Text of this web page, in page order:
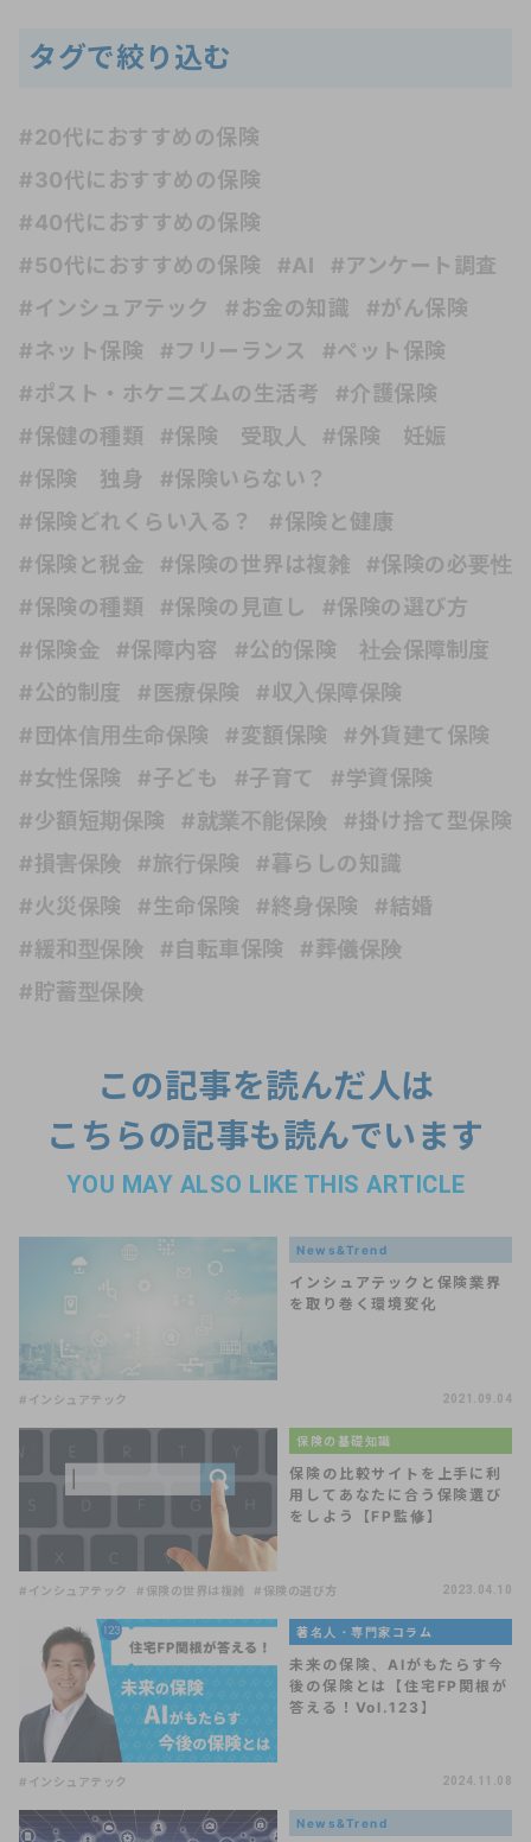
タグで絞り込む
#20代におすすめの保険
#30代におすすめの保険
#40代におすすめの保険
#50代におすすめの保険
#AI
#アンケート調査
#インシュアテック
#お金の知識
#がん保険
#ネット保険
#フリーランス
#ペット保険
#ポスト・ホケニズムの生活考
#介護保険
#保健の種類
#保険 受取人
#保険 妊娠
#保険 独身
#保険いらない？
#保険どれくらい入る？
#保険と健康
#保険と税金
#保険の世界は複雑
#保険の必要性
#保険の種類
#保険の見直し
#保険の選び方
#保険金
#保障内容
#公的保険 社会保障制度
#公的制度
#医療保険
#収入保障保険
#団体信用生命保険
#変額保険
#外貨建て保険
#女性保険
#子ども #子育て
#学資保険
#少額短期保険
#就業不能保険
#掛け捨て型保険
#損害保険
#旅行保険
#暮らしの知識
#火災保険
#生命保険 #終身保険
#結婚
#緩和型保険
#自転車保険
#葬儀保険
#貯蓄型保険
この記事を読んだ人は
こちらの記事も読んでいます
YOU MAY ALSO LIKE THIS ARTICLE
News&Trend
インシュアテックと保険業界
を取り巻く環境変化
#インシュアテック 2021.09.04
保険の基礎知識
保険の比較サイトを上手に利
用してあなたに合う保険選び
をしよう【FP監修】
#インシュアテック #保険の世界は複雑 #保険の選び方 2023.04.10
著名人・専門家コラム
未来の保険、AIがもたらす今
後の保険とは【住宅FP関根が
答える！Vol.123】
#インシュアテック 2024.11.08
News&Trend